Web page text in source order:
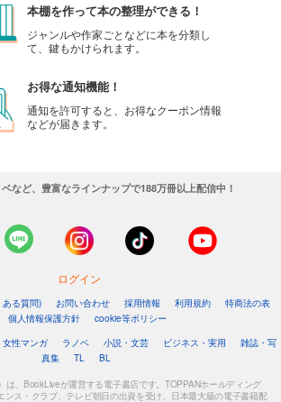
本棚を作って本の整理ができる！
ジャンルや作家ごとなどに本を分類し
て、鍵もかけられます。
お得な通知機能！
通知を許可すると、お得なクーポン情報
などが届きます。
など、豊富なラインナップで188万冊以上配信中！
ログイン
ある質問) お問い合わせ 採用情報 利用規約
特商法の表
個人情報保護方針
cookie等ポリシー
女性マンガ ラノベ 小説・文芸 ビジネス・実用
雑誌・写
真集
TL BL
は、BookLiveが運営する電子書店です。TOPPANホールディング
ンス・クラブ、テレビ朝日の出資を受け、日本最大級の電子書籍配